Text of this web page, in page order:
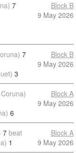
7
Block B
9 May 2026
7
3
Block B
9 May 2026
6
Block A
9 May 2026
7 beat
1
Block A
9 May 2026